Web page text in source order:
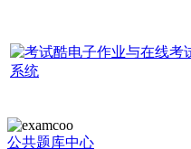
公共题库中心